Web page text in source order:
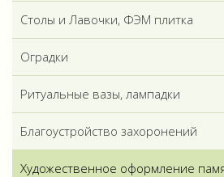
Столы и Лавочки, ФЭМ плитка
Оградки
Ритуальные вазы, лампадки
Благоустройство захоронений
Художественное оформление